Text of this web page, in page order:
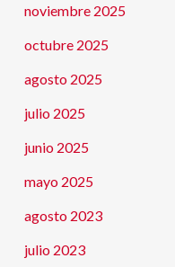
noviembre 2025
octubre 2025
agosto 2025
julio 2025
junio 2025
mayo 2025
agosto 2023
julio 2023